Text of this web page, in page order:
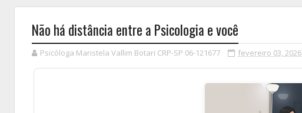
Não há distância entre a Psicologia e você
Psicóloga Maristela Vallim Botari CRP-SP 06-121677 fevereiro 03, 2026